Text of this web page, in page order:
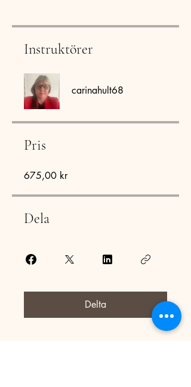
Instruktörer
carinahult68
Pris
675,00 kr
Dela
Delta